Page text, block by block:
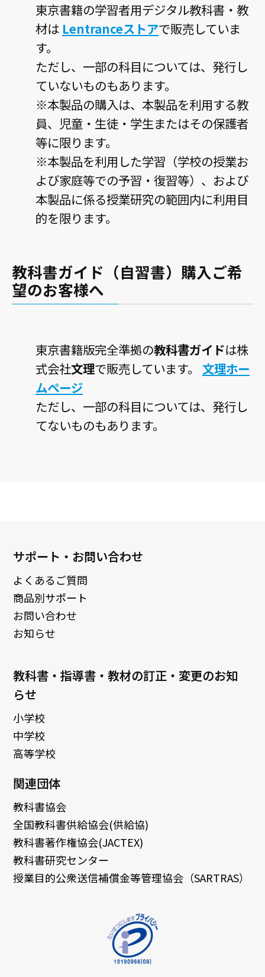
東京書籍の学習者用デジタル教科書・教
材は Lentranceストアで販売していま
す。
ただし、一部の科目については、発行し
ていないものもあります。
※本製品の購入は、本製品を利用する教
員、児童・生徒・学生またはその保護者
等に限ります。
※本製品を利用した学習（学校の授業お
よび家庭等での予習・復習等）、および
本製品に係る授業研究の範囲内に利用目
的を限ります。
教科書ガイド（自習書）購入ご希
望のお客様へ
東京書籍版完全準拠の教科書ガイドは株
式会社文理で販売しています。 文理ホー
ムページ
ただし、一部の科目については、発行し
てないものもあります。
サポート・お問い合わせ
よくあるご質問
商品別サポート
お問い合わせ
お知らせ
教科書・指導書・教材の訂正・変更のお知
らせ
小学校
中学校
高等学校
関連団体
教科書協会
全国教科書供給協会(供給協)
教科書著作権協会(JACTEX)
教科書研究センター
授業目的公衆送信補償金等管理協会（SARTRAS）